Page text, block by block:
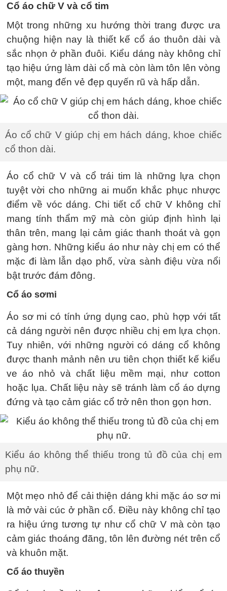
Cổ áo chữ V và cổ tim
Một trong những xu hướng thời trang được ưa
chuộng hiện nay là thiết kế cổ áo thuôn dài và
sắc nhọn ở phần đuôi. Kiểu dáng này không chỉ
tạo hiệu ứng làm dài cổ mà còn làm tôn lên vòng
một, mang đến vẻ đẹp quyến rũ và hấp dẫn.
Áo cổ chữ V giúp chị em hách dáng, khoe chiếc
cổ thon dài.
Áo cổ chữ V và cổ trái tim là những lựa chọn
tuyệt vời cho những ai muốn khắc phục nhược
điểm về vóc dáng. Chi tiết cổ chữ V không chỉ
mang tính thẩm mỹ mà còn giúp định hình lại
thân trên, mang lại cảm giác thanh thoát và gọn
gàng hơn. Những kiểu áo như này chị em có thể
mặc đi làm lẫn dạo phố, vừa sành điệu vừa nổi
bật trước đám đông.
Cổ áo sơmi
Áo sơ mi có tính ứng dụng cao, phù hợp với tất
cả dáng người nên được nhiều chị em lựa chọn.
Tuy nhiên, với những người có dáng cổ không
được thanh mảnh nên ưu tiên chọn thiết kế kiểu
ve áo nhỏ và chất liệu mềm mại, như cotton
hoặc lụa. Chất liệu này sẽ tránh làm cổ áo dựng
đứng và tạo cảm giác cổ trở nên thon gọn hơn.
Kiểu áo không thể thiếu trong tủ đồ của chị em
phụ nữ.
Một mẹo nhỏ để cải thiện dáng khi mặc áo sơ mi
là mở vài cúc ở phần cổ. Điều này không chỉ tạo
ra hiệu ứng tương tự như cổ chữ V mà còn tạo
cảm giác thoáng đãng, tôn lên đường nét trên cổ
và khuôn mặt.
Cổ áo thuyền